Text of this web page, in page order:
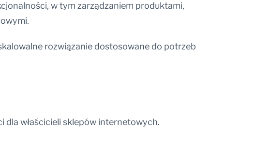
w tym zarządzaniem produktami,
rozwiązanie dostosowane do potrzeb
właścicieli sklepów internetowych.